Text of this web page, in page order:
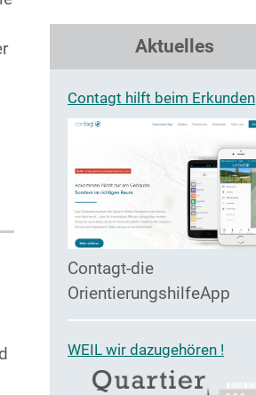
Aktuelles
Contagt hilft beim Erkunden
Contagt-die
OrientierungshilfeApp
WEIL wir dazugehören !